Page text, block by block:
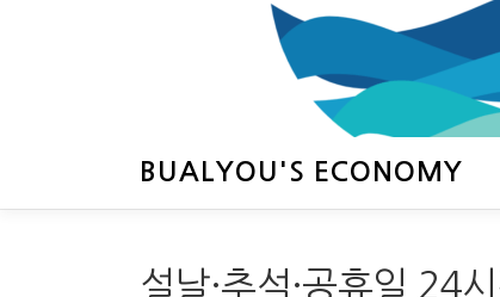
BUALYOU'S ECONOMY
설날·추석·공휴일 24